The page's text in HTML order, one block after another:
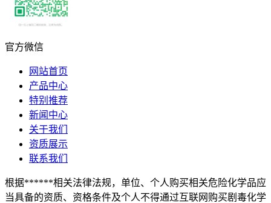
官方微信
网站首页
产品中心
特别推荐
新闻中心
关于我们
资质展示
联系我们
根据******相关法律法规，单位、个人购买相关危险化学品应
当具备的资质、资格条件及个人不得通过互联网购买剧毒化学